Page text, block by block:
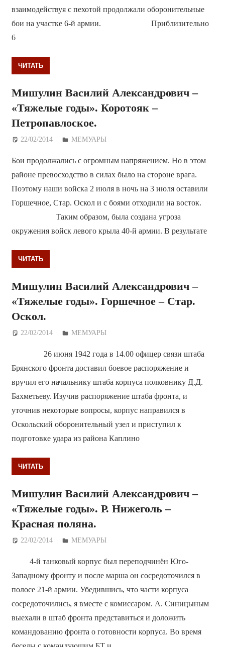
взаимодействуя с пехотой продолжали оборонительные
бои на участке 6-й армии. Приблизительно
6
ЧИТАТЬ
Мишулин Василий Александрович –
«Тяжелые годы». Коротояк –
Петропавлоское.
22/02/2014 Дежурный по Редакции
МЕМУАРЫ
Бои продолжались с огромным напряжением. Но в этом
районе превосходство в силах было на стороне врага.
Поэтому наши войска 2 июля в ночь на 3 июля оставили
Горшечное, Стар. Оскол и с боями отходили на восток.
Таким образом, была создана угроза
окружения войск левого крыла 40-й армии. В результате
ЧИТАТЬ
Мишулин Василий Александрович –
«Тяжелые годы». Горшечное – Стар.
Оскол.
22/02/2014 Дежурный по Редакции
МЕМУАРЫ
26 июня 1942 года в 14.00 офицер связи штаба
Брянского фронта доставил боевое распоряжение и
вручил его начальнику штаба корпуса полковнику Д.Д.
Бахметьеву. Изучив распоряжение штаба фронта, и
уточнив некоторые вопросы, корпус направился в
Оскольский оборонительный узел и приступил к
подготовке удара из района Каплино
ЧИТАТЬ
Мишулин Василий Александрович –
«Тяжелые годы». Р. Нижеголь –
Красная поляна.
22/02/2014 Дежурный по Редакции
МЕМУАРЫ
4-й танковый корпус был переподчинён Юго-
Западному фронту и после марша он сосредоточился в
полосе 21-й армии. Убедившись, что части корпуса
сосредоточились, я вместе с комиссаром. А. Синицыным
выехали в штаб фронта представиться и доложить
командованию фронта о готовности корпуса. Во время